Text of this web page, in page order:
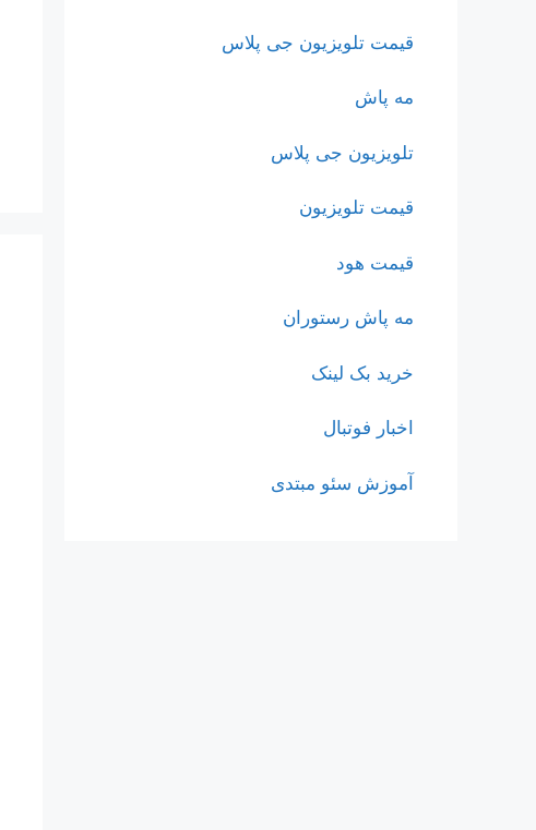
قیمت تلویزیون جی پلاس
مه پاش
تلویزیون جی پلاس
قیمت تلویزیون
قیمت هود
مه پاش رستوران
خرید بک لینک
اخبار فوتبال
آموزش سئو مبتدی